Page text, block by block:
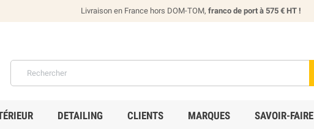
Livraison en France hors DOM-TOM, franco de port à 575 € HT !
DETAILING CLIENTS MARQUES SAVOIR-FAIRE